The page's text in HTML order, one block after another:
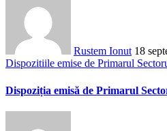
Rustem Ionut 18
Dispozitiile emise de Primarul
Dispoziția emisă de Primarul